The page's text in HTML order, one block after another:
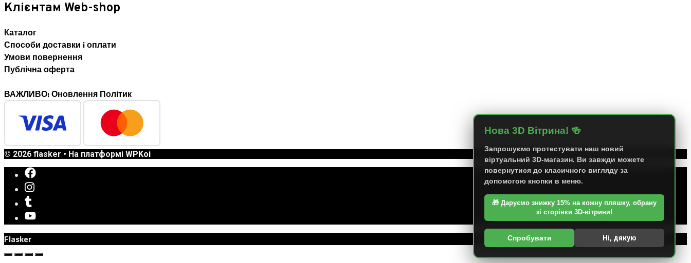
Клієнтам Web-shop
Каталог
Способи доставки i оплати
Умови повернення
Публічна оферта
ВАЖЛИВО: Оновлення Політик
© 2026 flasker • На платформі WPKoi
Flasker
Нова 3D Вітрина! 🍻
Запрошуємо протестувати наш новий
віртуальний 3D-магазин. Ви завжди можете
повернутися до класичного вигляду за
допомогою кнопки в меню.
🎁 Даруємо знижку 15% на кожну пляшку, обрану
зі сторінки 3D-вітрини!
Спробувати Ні, дякую